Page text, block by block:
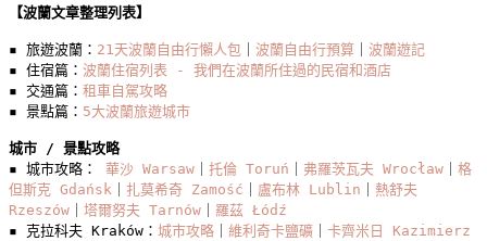
點、
交
通
攻
旅
遊
注
意
【波蘭文章整理列表】
▪️ 旅遊波蘭： 21天波蘭自由行懶人包 波蘭自由行預算
波蘭遊記
▪️ 住宿篇： 波蘭住宿列表 - 我們在波蘭所住過的民宿和酒店
▪️ 交通篇： 租車自駕攻略
▪️ 景點篇： 5大波蘭旅遊城市
城市 / 景點攻略
▪️ 城市攻略： 華沙 Warsaw 托倫 Toruń 弗羅茨瓦夫 Wrocław
格
但斯克 Gdańsk
扎莫希奇 Zamość 盧布林 Lublin
熱舒夫
Rzeszów
塔爾努夫 Tarnów
羅茲 Łódź
▪️ 克拉科夫 Kraków： 城市攻略 維利奇卡鹽礦
卡齊米日 Kazimierz